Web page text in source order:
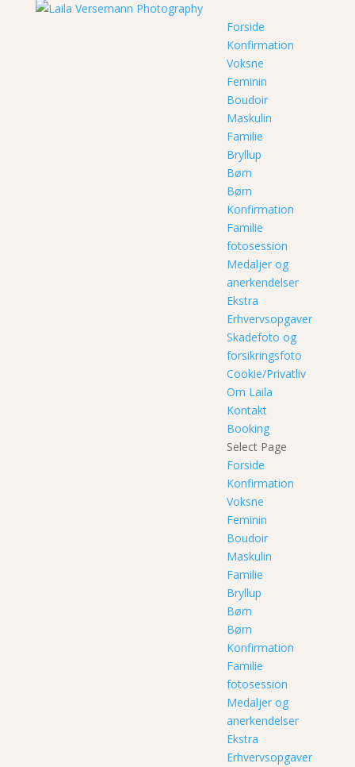
Forside
Konfirmation
Voksne
Feminin
Boudoir
Maskulin
Familie
Bryllup
Børn
Børn
Konfirmation
Familie
fotosession
Medaljer og
anerkendelser
Ekstra
Erhvervsopgaver
Skadefoto og
forsikringsfoto
Cookie/Privatliv
Om Laila
Kontakt
Booking
Select Page
Forside
Konfirmation
Voksne
Feminin
Boudoir
Maskulin
Familie
Bryllup
Børn
Børn
Konfirmation
Familie
fotosession
Medaljer og
anerkendelser
Ekstra
Erhvervsopgaver